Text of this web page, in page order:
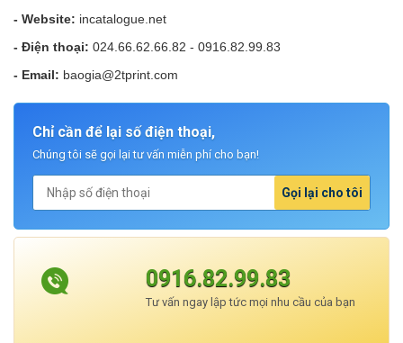
- Website: incatalogue.net
- Điện thoại: 024.66.62.66.82 - 0916.82.99.83
- Email: baogia@2tprint.com
Chỉ cần để lại số điện thoại,
Chúng tôi sẽ gọi lại tư vấn miễn phí cho bạn!
Gọi lại cho tôi
0916.82.99.83
Tư vấn ngay lập tức mọi nhu cầu của bạn